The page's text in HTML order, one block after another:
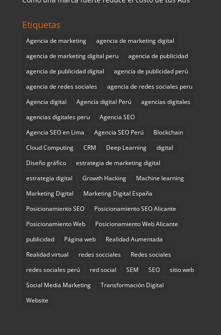
Etiquetas
Agencia de marketing
agencia de marketing digital
agencia de marketing digital peru
agencia de publicidad
agencia de publicidad digital
agencia de publicidad perú
agencia de redes sociales
agencia de redes sociales peru
Agencia digital
Agencia digital Perú
agencias digitales
agencias digitales peru
Agencia SEO
Agencia SEO en Lima
Agencia SEO Perú
Blockchain
Cloud Computing
CRM Deep Learning
digital
Diseño gráfico
estrategia de marketing digital
estrategia digital
Growth Hacking
Machine learning
Marketing Digital
Marketing Digital España
Posicionamiento SEO
Posicionamiento SEO Alicante
Posicionamiento Web
Posicionamiento Web Alicante
publicidad
Página web
Realidad Aumentada
Realidad virtual
redes socciales
Redes sociales
redes sociales perú
red social SEM SEO
sitio web
Social Media Marketing
Transformación Digital
Website